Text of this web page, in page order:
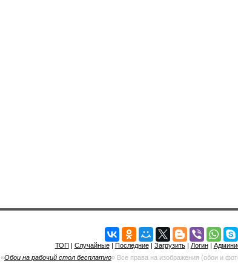
ТОП | Случайные| Последние| Загрузить| Логин|
«Обои на рабочий стол бесплатно» Все права на изображения (обои и